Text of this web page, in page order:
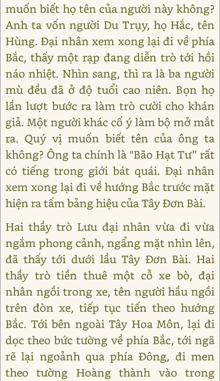
muốn biết họ tên của người này không?
Anh ta vốn người Du Trụy, họ Hắc, tên
Hùng. Đại nhân xem xong lại đi về phía
Bắc, thấy một rạp đang diễn trò tới hồi
náo nhiệt. Nhìn sang, thì ra là ba người
mù đều đã ở độ tuổi cao niên. Bọn họ
lần lượt bước ra làm trò cười cho khán
giả. Một người khác cố ý làm bộ mở mắt
ra. Quý vị muốn biết tên của ông ta
không? Ông ta chính là "Bão Hạt Tư” rất
có tiếng trong giới bát quái. Đại nhân
xem xong lại đi về hướng Bắc trước mặt
hiện ra tấm bảng hiệu của Tây Đơn Bài.
Hai thầy trò Lưu đại nhân vừa đi vừa
ngắm phong cảnh, ngẩng mặt nhìn lên,
đã thấy tới dưới lầu Tây Đơn Bài. Hai
thầy trò tiền thuê một cỗ xe bò, đại
nhân ngồi trong xe, tên người hầu ngồi
trên đòn xe, tiếp tục tiến theo hướng
Bắc. Tới bên ngoài Tây Hoa Môn, lại đi
dọc theo bức tường về phía Bắc, tới ngã
rẽ lại ngoảnh qua phía Đông, đi men
theo tường Hoàng thành vào trong